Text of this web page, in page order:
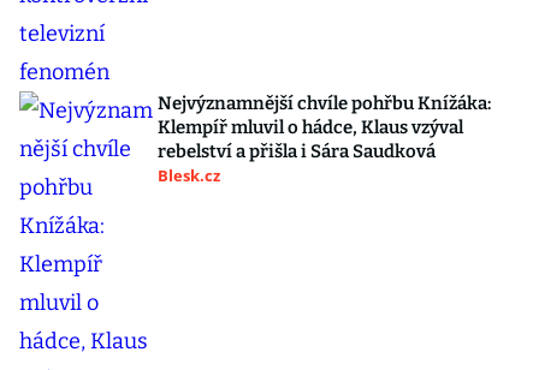
Nejvýznamnější chvíle pohřbu Knížáka:
Klempíř mluvil o hádce, Klaus vzýval
rebelství a přišla i Sára Saudková
Blesk.cz